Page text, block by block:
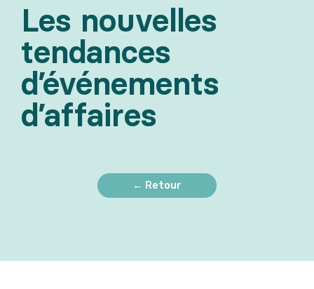
Les nouvelles
tendances
d’événements
d’affaires
← Retour